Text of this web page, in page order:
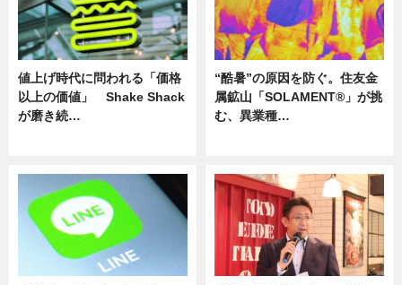
値上げ時代に問われる「価格
以上の価値」 Shake Shack
が磨き続…
“酷暑”の原因を防ぐ。住友金
属鉱山「SOLAMENT®」が挑
む、異業種…